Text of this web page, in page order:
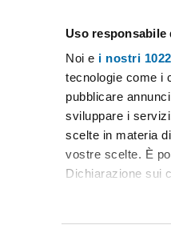
Uso responsabile
Noi e i nostri
tecnologie come i
pubblicare
sviluppare i
scelte in materia
vostre scelte. È
Dichiarazione sui
in tutta Italia
Appartamenti Affitto Roma
(186 immobili)